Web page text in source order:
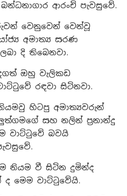
ආරංචි පැවසුවේ.
වෙනුවෙන් වෙන්වූ
අමාත්‍ය සරණ
දි තිබෙනවා.
ඔහු වැලිකඩ
රඳවා සිටිනවා.
හිටපු අමාත්‍යවරුන්
සහ නලින් ප්‍රනාන්දු
වාට්ටුවේ බවයි
නියම වී සිටින දුමින්ද
ද මෙම වාට්ටුවේයි.